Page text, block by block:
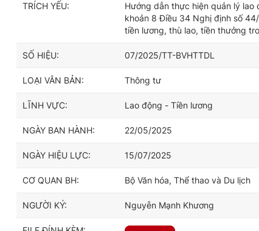
TRÍCH YẾU:
Hướng dẫn thực hiện quản lý
khoản 8 Điều 34 Nghị định số
tiền lương, thù lao, tiền thưởng
SỐ HIỆU: 07/2025/TT-BVHTTDL
LOẠI VĂN BẢN: Thông tư
LĨNH VỰC: Lao động - Tiền lương
NGÀY BAN HÀNH: 22/05/2025
NGÀY HIỆU LỰC: 15/07/2025
CƠ QUAN BH: Bộ Văn hóa, Thể thao và Du lịch
NGƯỜI KÝ: Nguyễn Mạnh Khương